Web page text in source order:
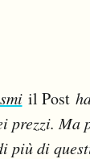
il Post
prezzi. Ma
più di